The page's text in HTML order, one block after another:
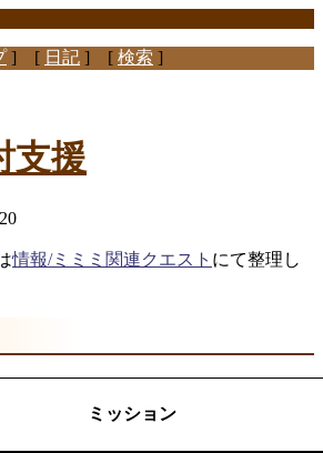
] [ 日記 ] [ 検索 ]
支援
情報/ミミミ関連クエスト にて整理し
ミッション